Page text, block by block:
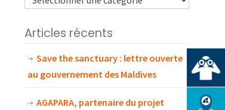
Articles récents
Save the sanctuary : lettre ouverte
au gouvernement des Maldives
AGAPARA, partenaire du projet